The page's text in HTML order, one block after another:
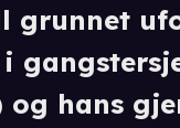
grunnet
og hans